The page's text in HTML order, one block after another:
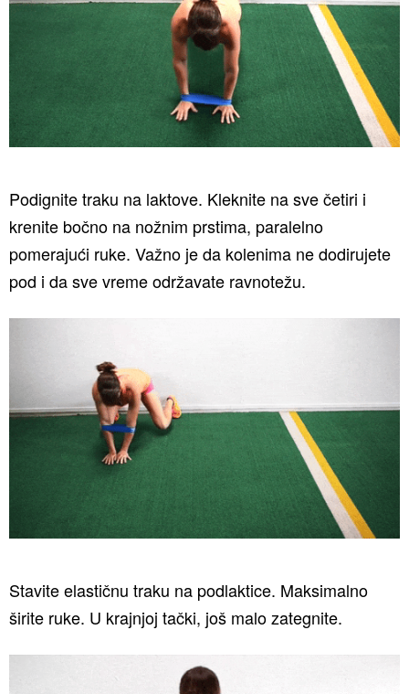
Podignite traku na laktove. Kleknite na sve četiri i
krenite bočno na nožnim prstima, paralelno
pomerajući ruke. Važno je da kolenima ne dodirujete
pod i da sve vreme održavate ravnotežu.
Stavite elastičnu traku na podlaktice. Maksimalno
širite ruke. U krajnjoj tački, još malo zategnite.